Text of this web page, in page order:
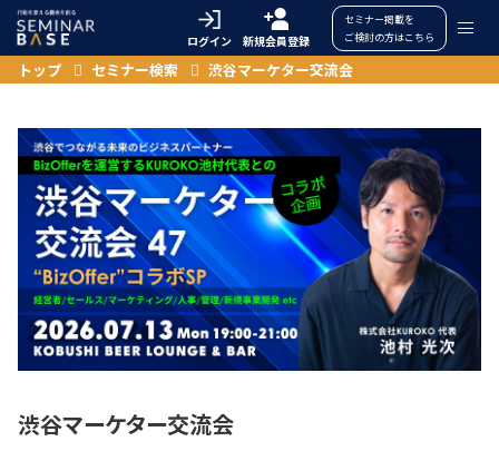
ログイン 新規会員登録
セミナー掲載を
ご検討の方はこちら
トップ セミナー検索 渋谷マーケター交流会
渋谷マーケター交流会